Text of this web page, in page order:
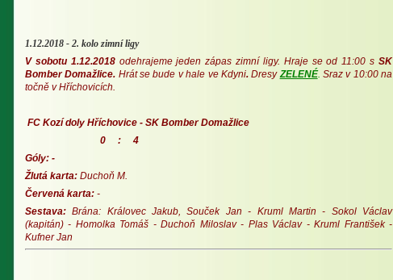
1.12.2018 - 2. kolo zimní ligy
V sobotu 1.12.2018odehrajeme jeden zápas zimní ligy. Hraje se od 11:00 s SK
Bomber Domažlice. Hrát se bude v hale ve Kdyni.DresyZELENÉ. Sraz v 10:00 na
točně v Hříchovicích.
FC Kozí doly Hříchovice - SK Bomber Domažlice
0 : 4
Góly: -
Žlutá karta: Duchoň M.
Červená karta: -
Sestava: Brána: Královec Jakub, Souček Jan - Kruml Martin - Sokol Václav
(kapitán) - Homolka Tomáš - Duchoň Miloslav - Plas Václav - Kruml František -
Kufner Jan